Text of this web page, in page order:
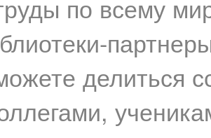
по всему
делиться